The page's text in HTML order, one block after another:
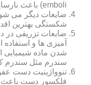
emboli) باعث نارسایی ریه (ARDS) عوارض مغزی و
ضایعات دیگر می
شکستگی بهترین
ضایعات تزریقی در
آمیزی ها و استفاده
شدن ماده شیمیایی
سندرم مثل سندرم
تنوواژینیت دست
فلکسور دست باعث